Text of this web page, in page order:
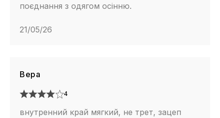
поєднання з одягом осінню.
21/05/26
Вера
4
внутренний край мягкий, не трет, зацеп